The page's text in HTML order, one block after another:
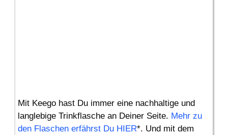
Mit Keego hast Du immer eine nachhaltige und
langlebige Trinkflasche an Deiner Seite. Mehr zu
den Flaschen erfährst Du HIER*. Und mit dem